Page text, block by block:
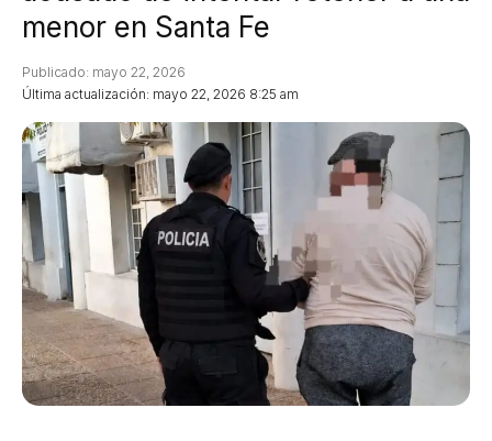
menor en Santa Fe
Última actualización: mayo 22, 2026 8:25 am
Publicado: mayo 22, 2026